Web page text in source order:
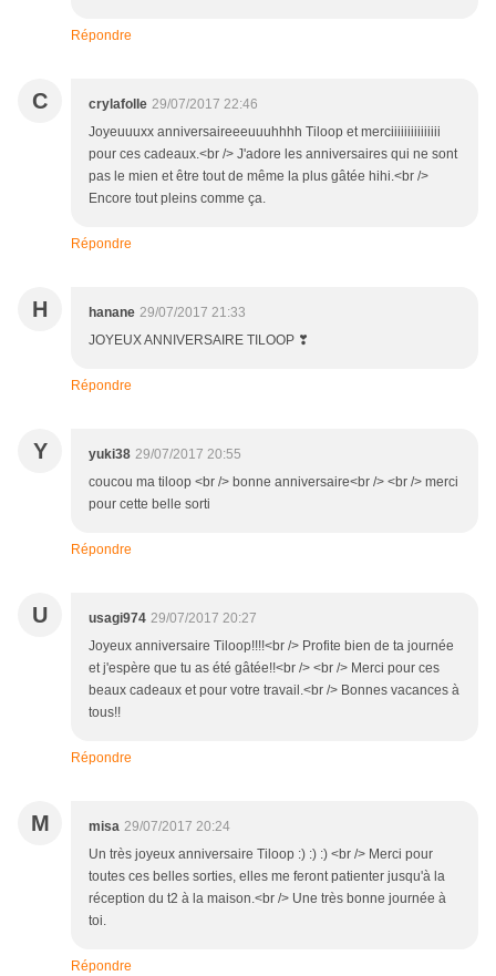
Répondre
C crylafolle 29/07/2017 22:46
Joyeuuuxx anniversaireeeuuuhhhh Tiloop et merciiiiiiiiiiiiiii
pour ces cadeaux.<br /> J'adore les anniversaires qui ne sont
pas le mien et être tout de même la plus gâtée hihi.<br />
Encore tout pleins comme ça.
Répondre
H hanane 29/07/2017 21:33
JOYEUX ANNIVERSAIRE TILOOP ❣
Répondre
Y yuki38 29/07/2017 20:55
coucou ma tiloop <br /> bonne anniversaire<br /> <br /> merci
pour cette belle sorti
Répondre
U usagi974 29/07/2017 20:27
Joyeux anniversaire Tiloop!!!!<br /> Profite bien de ta journée
et j'espère que tu as été gâtée!!<br /> <br /> Merci pour ces
beaux cadeaux et pour votre travail.<br /> Bonnes vacances à
tous!!
Répondre
M misa 29/07/2017 20:24
Un très joyeux anniversaire Tiloop :) :) :) <br /> Merci pour
toutes ces belles sorties, elles me feront patienter jusqu'à la
réception du t2 à la maison.<br /> Une très bonne journée à
toi.
Répondre